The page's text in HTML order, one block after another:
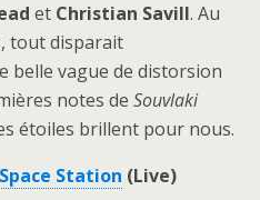
et Christian Savill. Au
tout disparait
belle vague de distorsion
notes de Souvlaki
étoiles brillent pour nous.
Station (Live)